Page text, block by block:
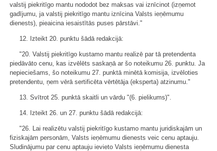
valstij piekritīgo mantu nododot bez maksas vai iznīcinot (izņemot
gadījumu, ja valstij piekritīgo mantu iznīcina Valsts ieņēmumu
dienests), pieaicina iesaistītās puses pārstāvi."
12. Izteikt 20. punktu šādā redakcijā:
"20. Valstij piekritīgo kustamo mantu realizē par tā pretendenta
piedāvāto cenu, kas izvēlēts saskaņā ar šo noteikumu 26. punktu. Ja
nepieciešams, šo noteikumu 27. punktā minētā komisija, izvēloties
pretendentu, ņem vērā sertificēta vērtētāja (eksperta) atzinumu."
13. Svītrot 25. punktā skaitli un vārdu "(6. pielikums)".
14. Izteikt 26. un 27. punktu šādā redakcijā:
"26. Lai realizētu valstij piekritīgo kustamo mantu juridiskajām un
fiziskajām personām, Valsts ieņēmumu dienests veic cenu aptauju.
Sludinājumu par cenu aptauju ievieto Valsts ieņēmumu dienesta